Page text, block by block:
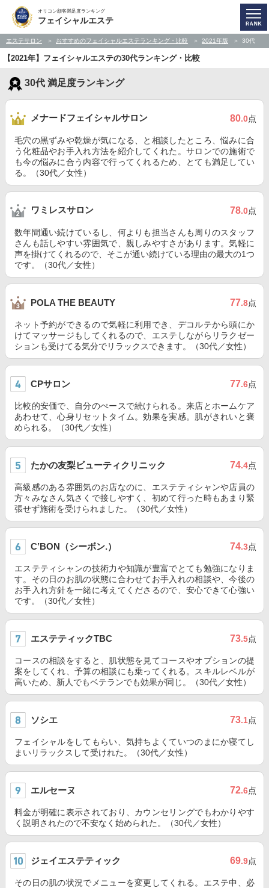
オリコン顧客満足度ランキング
フェイシャルエステ
エステサロン おすすめのフェイシャルエステランキング・比較 2021年版 30代
【2021年】フェイシャルエステの30代ランキング・比較
30代 満足度ランキング
メナードフェイシャルサロン 80.0点
毛穴の黒ずみや乾燥が気になる、と相談したところ、悩みに合
う化粧品やお手入れ方法を紹介してくれた。サロンでの施術で
も今の悩みに合う内容で行ってくれるため、とても満足してい
る。（30代／女性）
ワミレスサロン 78.0点
数年間通い続けているし、何よりも担当さんも周りのスタッフ
さんも話しやすい雰囲気で、親しみやすさがあります。気軽に
声を掛けてくれるので、そこが通い続けている理由の最大の1つ
です。（30代／女性）
POLA THE BEAUTY 77.8点
ネット予約ができるので気軽に利用でき、デコルテから頭にか
けてマッサージもしてくれるので、エステしながらリラクゼー
ションも受けてる気分でリラックスできます。（30代／女性）
CPサロン 77.6点
比較的安価で、自分のぺースで続けられる。来店とホームケア
あわせて、心身リセットタイム。効果を実感。肌がきれいと褒
められる。（30代／女性）
たかの友梨ビューティクリニック 74.4点
高級感のある雰囲気のお店なのに、エステティシャンや店員の
方々みなさん気さくで接しやすく、初めて行った時もあまり緊
張せず施術を受けられました。（30代／女性）
C’BON（シーボン.） 74.3点
エステティシャンの技術力や知識が豊富でとても勉強になりま
す。その日のお肌の状態に合わせてお手入れの相談や、今後の
お手入れ方針を一緒に考えてくださるので、安心できて心強い
です。（30代／女性）
エステティックTBC 73.5点
コースの相談をすると、肌状態を見てコースやオプションの提
案をしてくれ、予算の相談にも乗ってくれる。スキルレベルが
高いため、新人でもベテランでも効果が同じ。（30代／女性）
ソシエ 73.1点
フェイシャルをしてもらい、気持ちよくていつのまにか寝てし
まいリラックスして受けれた。（30代／女性）
エルセーヌ 72.6点
料金が明確に表示されており、カウンセリングでもわかりやす
く説明されたので不安なく始められた。（30代／女性）
ジェイエステティック 69.9点
その日の肌の状況でメニューを変更してくれる。エステ中、必